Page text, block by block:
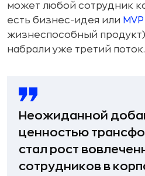
может любой сотрудник
есть бизнес-идея или MVP
жизнеспособный
набрали уже третий поток.
Неожиданной
ценностью
стал рост
сотрудников в